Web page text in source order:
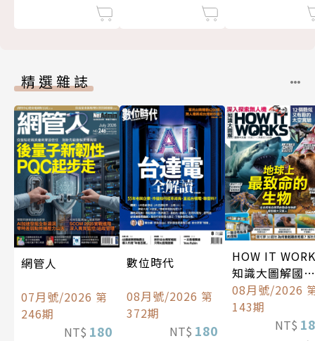
精選雜誌
網管人
07月號/2026 第
246期
NT$ 180
數位時代
08月號/2026 第
372期
NT$ 180
HOW IT
知識大圖解國際
中文版
08月號/2026
143期
NT$